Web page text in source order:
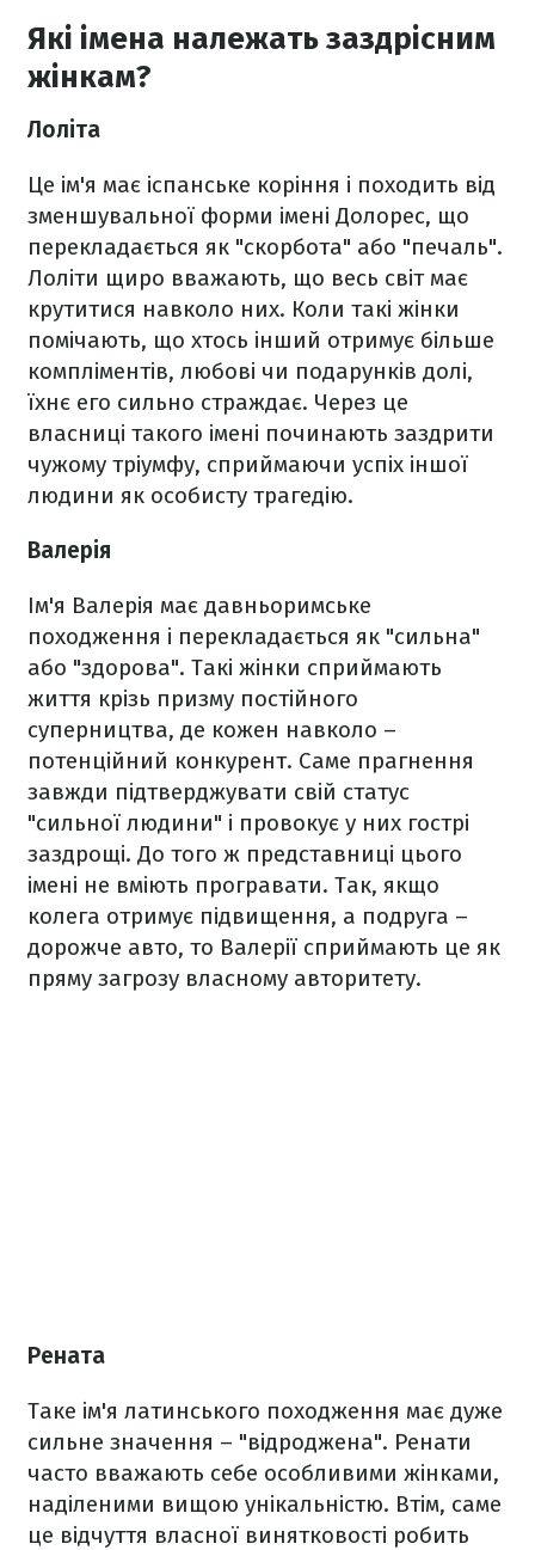
Які імена належать заздрісним
жінкам?
Лоліта
Це ім'я має іспанське коріння і походить від
зменшувальної форми імені Долорес, що
перекладається як "скорбота" або "печаль".
Лоліти щиро вважають, що весь світ має
крутитися навколо них. Коли такі жінки
помічають, що хтось інший отримує більше
компліментів, любові чи подарунків долі,
їхнє его сильно страждає. Через це
власниці такого імені починають заздрити
чужому тріумфу, сприймаючи успіх іншої
людини як особисту трагедію.
Валерія
Ім'я Валерія має давньоримське
походження і перекладається як "сильна"
або "здорова". Такі жінки сприймають
життя крізь призму постійного
суперництва, де кожен навколо –
потенційний конкурент. Саме прагнення
завжди підтверджувати свій статус
"сильної людини" і провокує у них гострі
заздрощі. До того ж представниці цього
імені не вміють програвати. Так, якщо
колега отримує підвищення, а подруга –
дорожче авто, то Валерії сприймають це як
пряму загрозу власному авторитету.
Рената
Таке ім'я латинського походження має дуже
сильне значення – "відроджена". Ренати
часто вважають себе особливими жінками,
наділеними вищою унікальністю. Втім, саме
це відчуття власної винятковості робить